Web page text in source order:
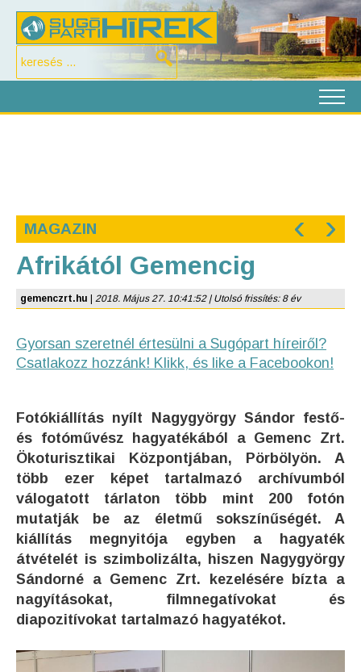
MAGAZIN ‹ ›
Afrikától Gemencig
gemenczrt.hu 2018. Május 27. 10:41:52 | Utolsó frissítés: 8 év
Gyorsan szeretnél értesülni a Sugópart híreiről?
Csatlakozz hozzánk! Klikk, és like a Facebookon!
Fotókiállítás nyílt Nagygyörgy Sándor festő-
és fotóművész hagyatékából a Gemenc Zrt.
Ökoturisztikai Központjában, Pörbölyön. A
több ezer képet tartalmazó archívumból
válogatott tárlaton több mint 200 fotón
mutatják be az életmű sokszínűségét. A
kiállítás megnyitója egyben a hagyaték
átvételét is szimbolizálta, hiszen Nagygyörgy
Sándorné a Gemenc Zrt. kezelésére bízta a
nagyításokat, filmnegatívokat és
diapozitívokat tartalmazó hagyatékot.